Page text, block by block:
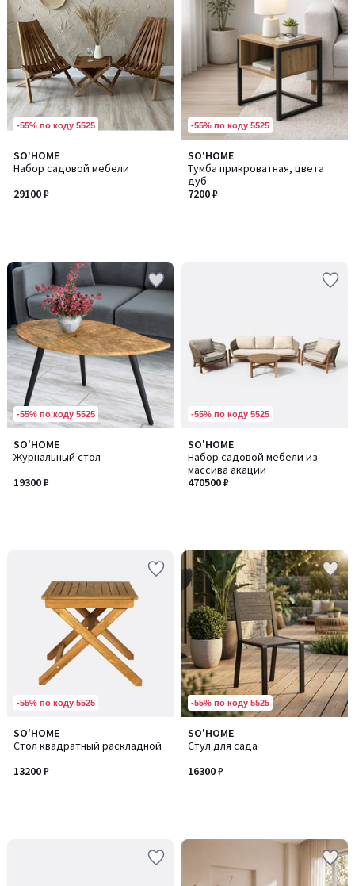
-55% по коду 5525
SO'HOME
Набор садовой мебели
29100 ₽
-55% по коду 5525
SO'HOME
Тумба прикроватная, цвета
дуб
7200 ₽
-55% по коду 5525
SO'HOME
Журнальный стол
19300 ₽
-55% по коду 5525
SO'HOME
Набор садовой мебели из
массива акации
470500 ₽
-55% по коду 5525
SO'HOME
Стол квадратный раскладной
13200 ₽
-55% по коду 5525
SO'HOME
Стул для сада
16300 ₽